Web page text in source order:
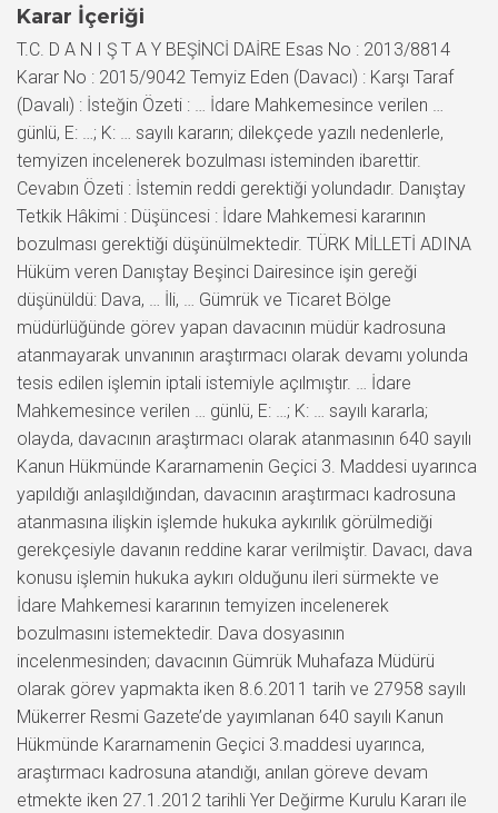
Karar İçeriği
T.C. D A N I Ş T A Y BEŞİNCİ DAİRE Esas No : 2013/8814
Karar No : 2015/9042 Temyiz Eden (Davacı) : Karşı Taraf
(Davalı) : İsteğin Özeti : … İdare Mahkemesince verilen …
günlü, E: …; K: … sayılı kararın; dilekçede yazılı nedenlerle,
temyizen incelenerek bozulması isteminden ibarettir.
Cevabın Özeti : İstemin reddi gerektiği yolundadır. Danıştay
Tetkik Hâkimi : Düşüncesi : İdare Mahkemesi kararının
bozulması gerektiği düşünülmektedir. TÜRK MİLLETİ ADINA
Hüküm veren Danıştay Beşinci Dairesince işin gereği
düşünüldü: Dava, … İli, … Gümrük ve Ticaret Bölge
müdürlüğünde görev yapan davacının müdür kadrosuna
atanmayarak unvanının araştırmacı olarak devamı yolunda
tesis edilen işlemin iptali istemiyle açılmıştır. … İdare
Mahkemesince verilen … günlü, E: …; K: … sayılı kararla;
olayda, davacının araştırmacı olarak atanmasının 640 sayılı
Kanun Hükmünde Kararnamenin Geçici 3. Maddesi uyarınca
yapıldığı anlaşıldığından, davacının araştırmacı kadrosuna
atanmasına ilişkin işlemde hukuka aykırılık görülmediği
gerekçesiyle davanın reddine karar verilmiştir. Davacı, dava
konusu işlemin hukuka aykırı olduğunu ileri sürmekte ve
İdare Mahkemesi kararının temyizen incelenerek
bozulmasını istemektedir. Dava dosyasının
incelenmesinden; davacının Gümrük Muhafaza Müdürü
olarak görev yapmakta iken 8.6.2011 tarih ve 27958 sayılı
Mükerrer Resmi Gazete’de yayımlanan 640 sayılı Kanun
Hükmünde Kararnamenin Geçici 3.maddesi uyarınca,
araştırmacı kadrosuna atandığı, anılan göreve devam
etmekte iken 27.1.2012 tarihli Yer Değirme Kurulu Kararı ile